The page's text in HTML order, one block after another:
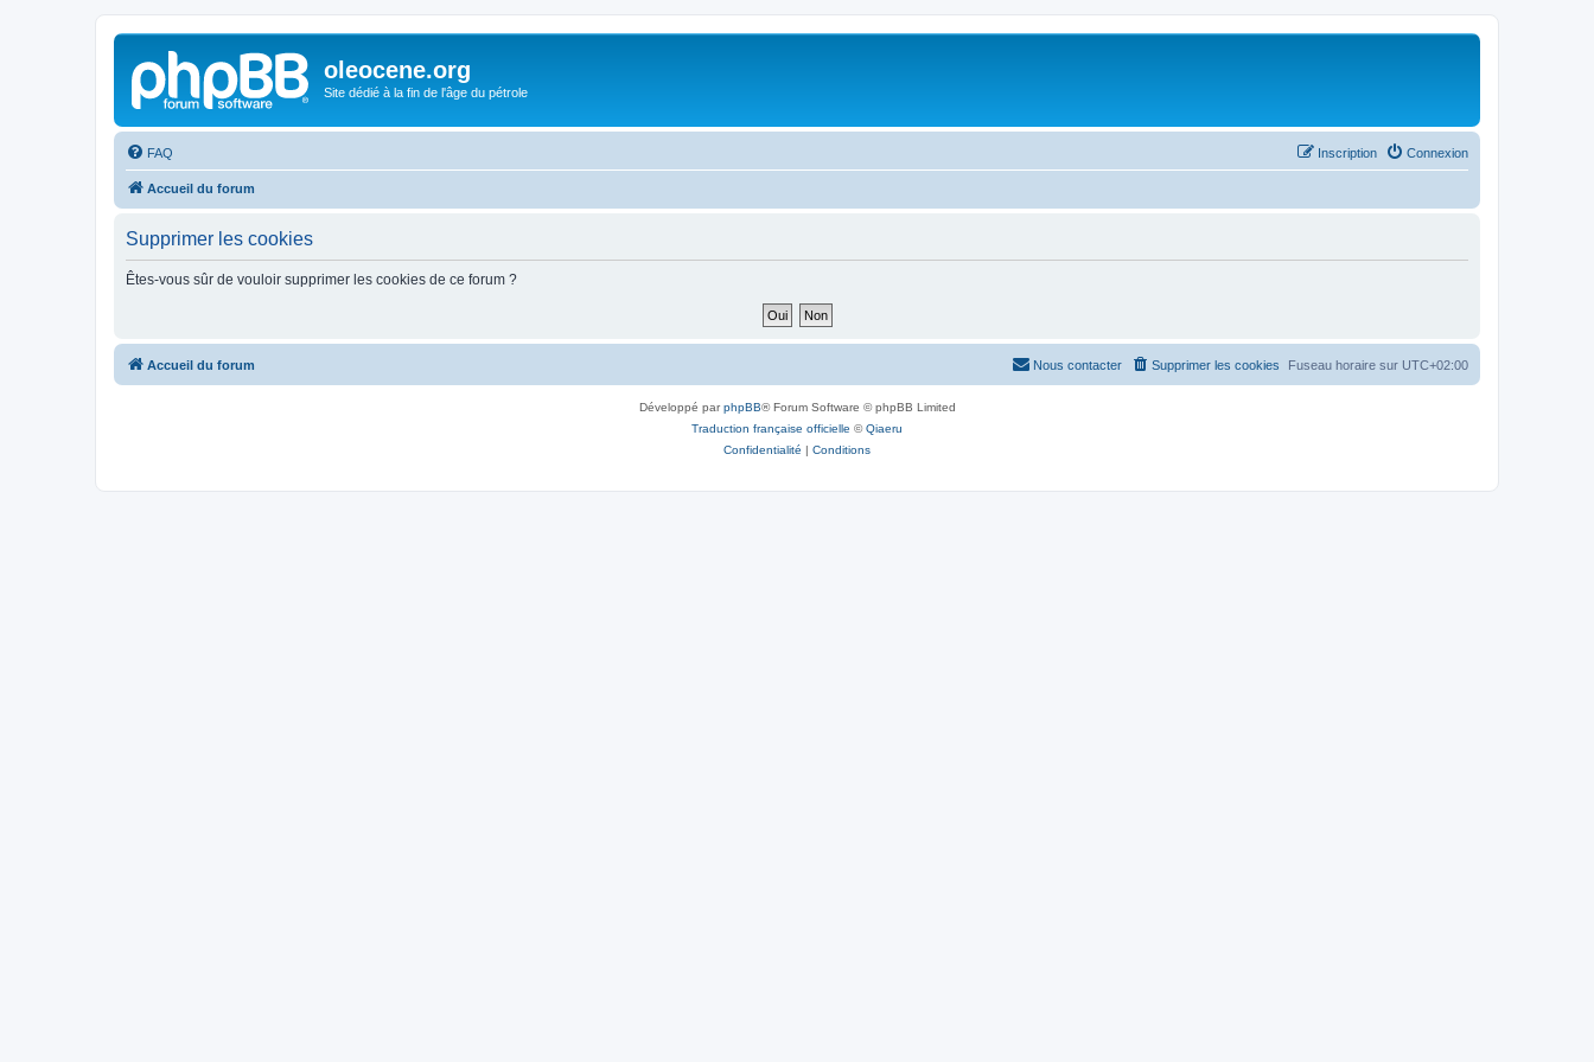
oleocene.org
Site dédié à la fin de l'âge du pétrole
FAQ Connexion
Inscription
Accueil du forum
Supprimer les cookies
Êtes-vous sûr de vouloir supprimer les cookies de ce forum ?
Accueil du forum Fuseau horaire sur UTC+02:00
Supprimer les cookies
Nous contacter
Développé parphpBB® Forum Software © phpBB Limited
Traduction française officielle ©Qiaeru
Confidentialité | Conditions